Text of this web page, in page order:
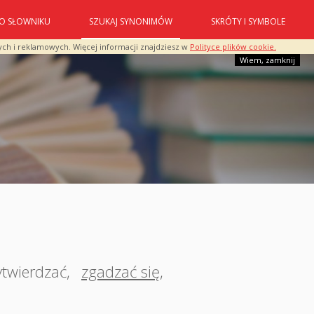
i reklamowych. Więcej informacji znajdziesz w Polityce plików cookie.
Wiem, zamknij
O SŁOWNIKU SZUKAJ SYNONIMÓW SKRÓTY I SYMBOLE
, zgadzać się,